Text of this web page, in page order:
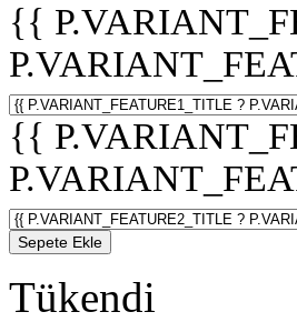
{{
{{
Sepete Ekle
Tükendi